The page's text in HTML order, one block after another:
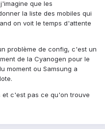
que les
la liste des mobiles qui
on voit le temps d'attente
problème de config, c'est un
de la Cyanogen pour le
moment ou Samsung a
et c'est pas ce qu'on trouve